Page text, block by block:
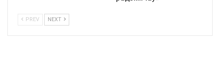
PREV NEXT